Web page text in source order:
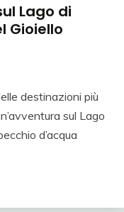
Lago di
Gioiello
destinazioni più
sul Lago
d’acqua